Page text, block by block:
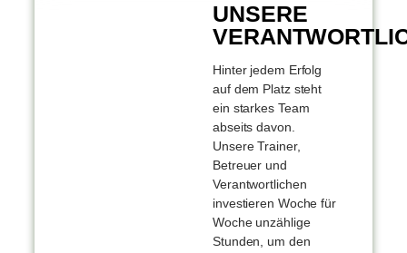
UNSERE
Hinter jedem Erfolg
auf dem Platz steht
ein starkes Team
abseits davon.
Unsere Trainer,
Betreuer und
Verantwortlichen
investieren Woche für
Woche unzählige
Stunden, um den